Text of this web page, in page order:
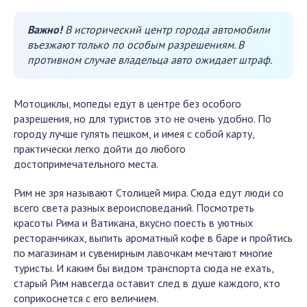
Важно!В исторический центр города автомобили
въезжают только по особым разрешениям. В
противном случае владельца авто ожидает штраф.
Мотоциклы, мопеды едут в центре без особого
разрешения, но для туристов это не очень удобно. По
городу лучше гулять пешком, и имея с собой карту,
практически легко дойти до любого
достопримечательного места.
Рим не зря называют Столицей мира. Сюда едут люди со
всего света разных вероисповеданий. Посмотреть
красоты Рима и Ватикана, вкусно поесть в уютных
ресторанчиках, выпить ароматный кофе в баре и пройтись
по магазинам и сувенирным лавочкам мечтают многие
туристы. И каким бы видом транспорта сюда не ехать,
старый Рим навсегда оставит след в душе каждого, кто
соприкоснется с его величием.